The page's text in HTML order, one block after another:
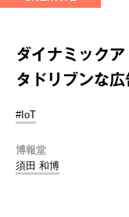
ダイナミック
タドリブンな
#IoT
博報堂
須田 和博